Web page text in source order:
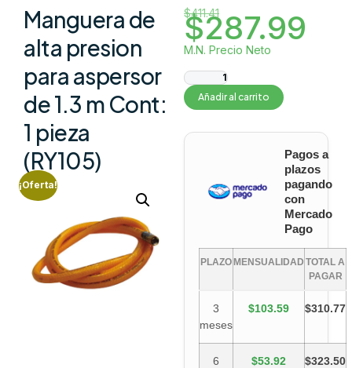
Manguera de
alta presion
para aspersor
de 1.3 m Cont:
1 pieza
(RY105)
¡Oferta!
$411.41
$287.99
M.N. Precio Neto
Añadir al carrito
Pagos a
plazos
pagando
con
Mercado
Pago
PLAZO MENSUALIDAD TOTAL A
PAGAR
3
meses
$103.59 $310.77
6
$53.92 $323.50